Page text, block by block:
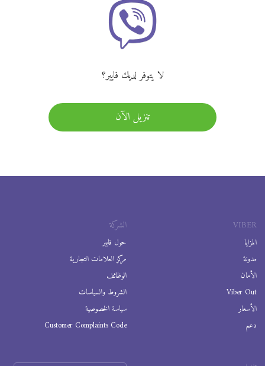
لا يتوفر لديك فايبر؟
تنزيل الآن
VIBER
المزايا
مدونة
الأمان
Viber Out
الأسعار
دعم
الشركة
حول فايبر
مركز العلامات التجارية
الوظائف
الشروط والسياسات
سياسة الخصوصية
Customer Complaints Code